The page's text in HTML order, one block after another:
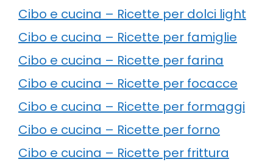
Cibo e cucina – Ricette per dolci light
Cibo e cucina – Ricette per famiglie
Cibo e cucina – Ricette per farina
Cibo e cucina – Ricette per focacce
Cibo e cucina – Ricette per formaggi
Cibo e cucina – Ricette per forno
Cibo e cucina – Ricette per frittura